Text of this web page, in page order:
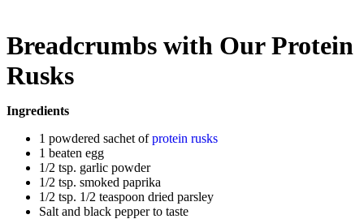
Breadcrumbs with Our Protein
Rusks
Ingredients
1 powdered sachet ofprotein rusks
1 beaten egg
1/2 tsp. garlic powder
1/2 tsp. smoked paprika
1/2 tsp. 1/2 teaspoon dried parsley
Salt and black pepper to taste